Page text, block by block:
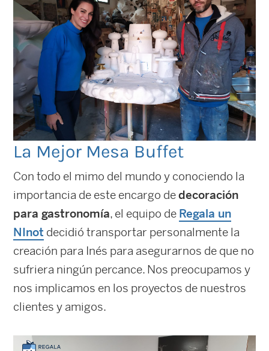
La Mejor Mesa Buffet
Con todo el mimo del mundo y conociendo la
importancia de este encargo dedecoración
para gastronomía, el equipo de Regala un
NInot decidió transportar personalmente la
creación para Inés para asegurarnos de que no
sufriera ningún percance. Nos preocupamos y
nos implicamos en los proyectos de nuestros
clientes y amigos.